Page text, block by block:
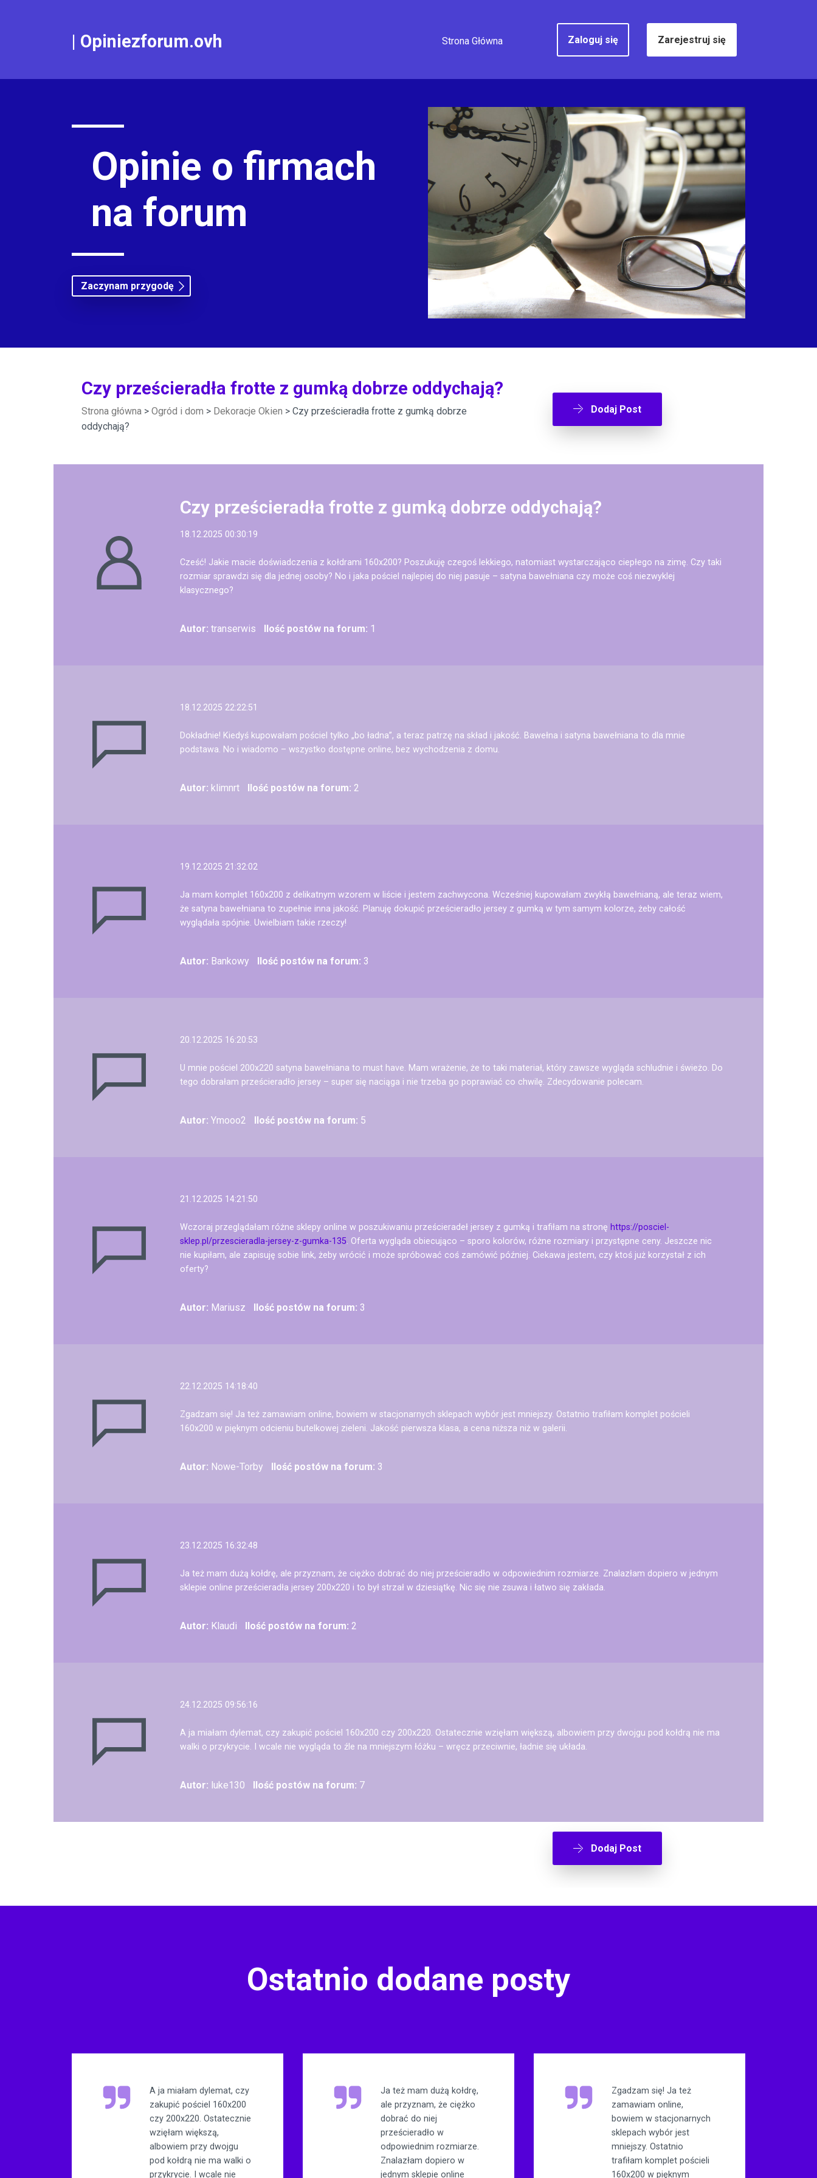
| Opiniezforum.ovh Strona Główna Zaloguj się Zarejestruj się
Opinie o firmach
na forum
Zaczynam przygodę
Czy prześcieradła frotte z gumką dobrze oddychają?
Strona główna > Ogród i dom > Dekoracje Okien > Czy prześcieradła frotte z gumką dobrze
oddychają?
Dodaj Post
Czy prześcieradła frotte z gumką dobrze oddychają?
18.12.2025 00:30:19
Cześć! Jakie macie doświadczenia z kołdrami 160x200? Poszukuję czegoś lekkiego, natomiast wystarczająco ciepłego na zimę. Czy taki
rozmiar sprawdzi się dla jednej osoby? No i jaka pościel najlepiej do niej pasuje – satyna bawełniana czy może coś niezwyklej
klasycznego?
Autor: transerwis Ilość postów na forum: 1
18.12.2025 22:22:51
Dokładnie! Kiedyś kupowałam pościel tylko „bo ładna”, a teraz patrzę na skład i jakość. Bawełna i satyna bawełniana to dla mnie
podstawa. No i wiadomo – wszystko dostępne online, bez wychodzenia z domu.
Autor: klimnrt Ilość postów na forum: 2
19.12.2025 21:32:02
Ja mam komplet 160x200 z delikatnym wzorem w liście i jestem zachwycona. Wcześniej kupowałam zwykłą bawełnianą, ale teraz wiem,
że satyna bawełniana to zupełnie inna jakość. Planuję dokupić prześcieradło jersey z gumką w tym samym kolorze, żeby całość
wyglądała spójnie. Uwielbiam takie rzeczy!
Autor: Bankowy Ilość postów na forum: 3
20.12.2025 16:20:53
U mnie pościel 200x220 satyna bawełniana to must have. Mam wrażenie, że to taki materiał, który zawsze wygląda schludnie i świeżo. Do
tego dobrałam prześcieradło jersey – super się naciąga i nie trzeba go poprawiać co chwilę. Zdecydowanie polecam.
Autor: Ymooo2 Ilość postów na forum: 5
21.12.2025 14:21:50
Wczoraj przeglądałam różne sklepy online w poszukiwaniu prześcieradeł jersey z gumką i trafiłam na stronę https://posciel-
sklep.pl/przescieradla-jersey-z-gumka-135. Oferta wygląda obiecująco – sporo kolorów, różne rozmiary i przystępne ceny. Jeszcze nic
nie kupiłam, ale zapisuję sobie link, żeby wrócić i może spróbować coś zamówić później. Ciekawa jestem, czy ktoś już korzystał z ich
oferty?
Autor: Mariusz Ilość postów na forum: 3
22.12.2025 14:18:40
Zgadzam się! Ja też zamawiam online, bowiem w stacjonarnych sklepach wybór jest mniejszy. Ostatnio trafiłam komplet pościeli
160x200 w pięknym odcieniu butelkowej zieleni. Jakość pierwsza klasa, a cena niższa niż w galerii.
Autor: Nowe-Torby Ilość postów na forum: 3
23.12.2025 16:32:48
Ja też mam dużą kołdrę, ale przyznam, że ciężko dobrać do niej prześcieradło w odpowiednim rozmiarze. Znalazłam dopiero w jednym
sklepie online prześcieradła jersey 200x220 i to był strzał w dziesiątkę. Nic się nie zsuwa i łatwo się zakłada.
Autor: Klaudi Ilość postów na forum: 2
24.12.2025 09:56:16
A ja miałam dylemat, czy zakupić pościel 160x200 czy 200x220. Ostatecznie wzięłam większą, albowiem przy dwojgu pod kołdrą nie ma
walki o przykrycie. I wcale nie wygląda to źle na mniejszym łóżku – wręcz przeciwnie, ładnie się układa.
Autor: luke130 Ilość postów na forum: 7
Dodaj Post
Ostatnio dodane posty
A ja miałam dylemat, czy
zakupić pościel 160x200
czy 200x220. Ostatecznie
wzięłam większą,
albowiem przy dwojgu
pod kołdrą nie ma walki o
przykrycie. I wcale nie
Ja też mam dużą kołdrę,
ale przyznam, że ciężko
dobrać do niej
prześcieradło w
odpowiednim rozmiarze.
Znalazłam dopiero w
jednym sklepie online
Zgadzam się! Ja też
zamawiam online,
bowiem w stacjonarnych
sklepach wybór jest
mniejszy. Ostatnio
trafiłam komplet pościeli
160x200 w pięknym